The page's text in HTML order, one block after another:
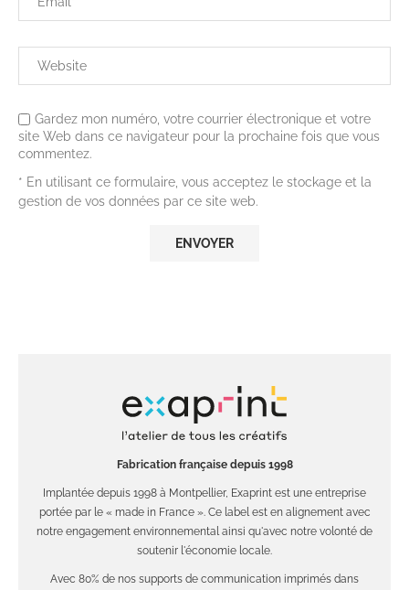
Gardez mon numéro, votre courrier électronique et votre
site Web dans ce navigateur pour la prochaine fois que vous
commentez.
* En utilisant ce formulaire, vous acceptez le stockage et la
gestion de vos données par ce site web.
Fabrication française depuis 1998
Implantée depuis 1998 à Montpellier, Exaprint est une entreprise
portée par le « made in France ». Ce label est en alignement avec
notre engagement environnemental ainsi qu'avec notre volonté de
soutenir l'économie locale.
Avec 80% de nos supports de communication imprimés dans